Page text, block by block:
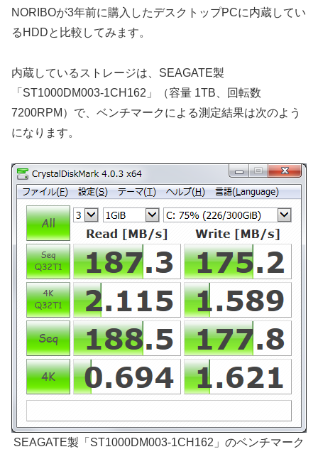
NORIBOが3年前に購入したデスクトップPCに内蔵してい
るHDDと比較してみます。
内蔵しているストレージは、SEAGATE製
「ST1000DM003-1CH162」（容量 1TB、回転数
7200RPM）で、ベンチマークによる測定結果は次のよう
になります。
SEAGATE製「ST1000DM003-1CH162」のベンチマーク